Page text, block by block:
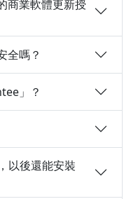
商業軟體更新授
全嗎？
」？
以後還能安裝